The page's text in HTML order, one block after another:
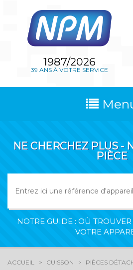
1987/2026
39 ANS À VOTRE SERVICE
NE CHERCHEZ PLUS -
PIÈCE
NOTRE GUIDE : OÙ
VOTRE
ACCUEIL CUISSON PIÈCES